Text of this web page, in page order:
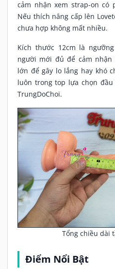
cảm nhận xem strap-on có
Nếu thích nâng cấp lên
chưa hợp không mất nhiều.
Kích thước 12cm là
người mới đủ để cảm
lớn để gây lo lắng hay khó
luôn trong top lựa chọn
TrungDoChoi.
Tổng chiều dài
Điểm Nổi Bật